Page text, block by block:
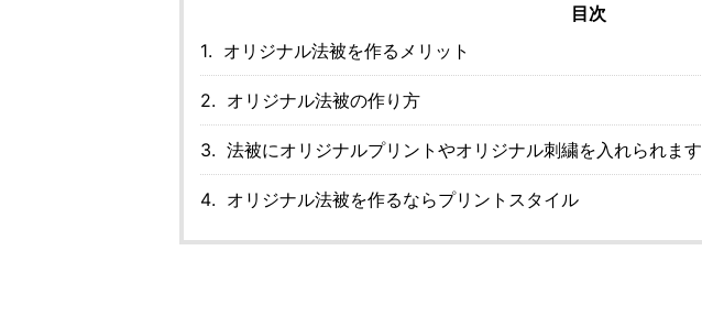
目次
オリジナル法被を作るメリット
オリジナル法被の作り方
法被にオリジナルプリントやオリジナル刺繍を入れられます
オリジナル法被を作るならプリントスタイル